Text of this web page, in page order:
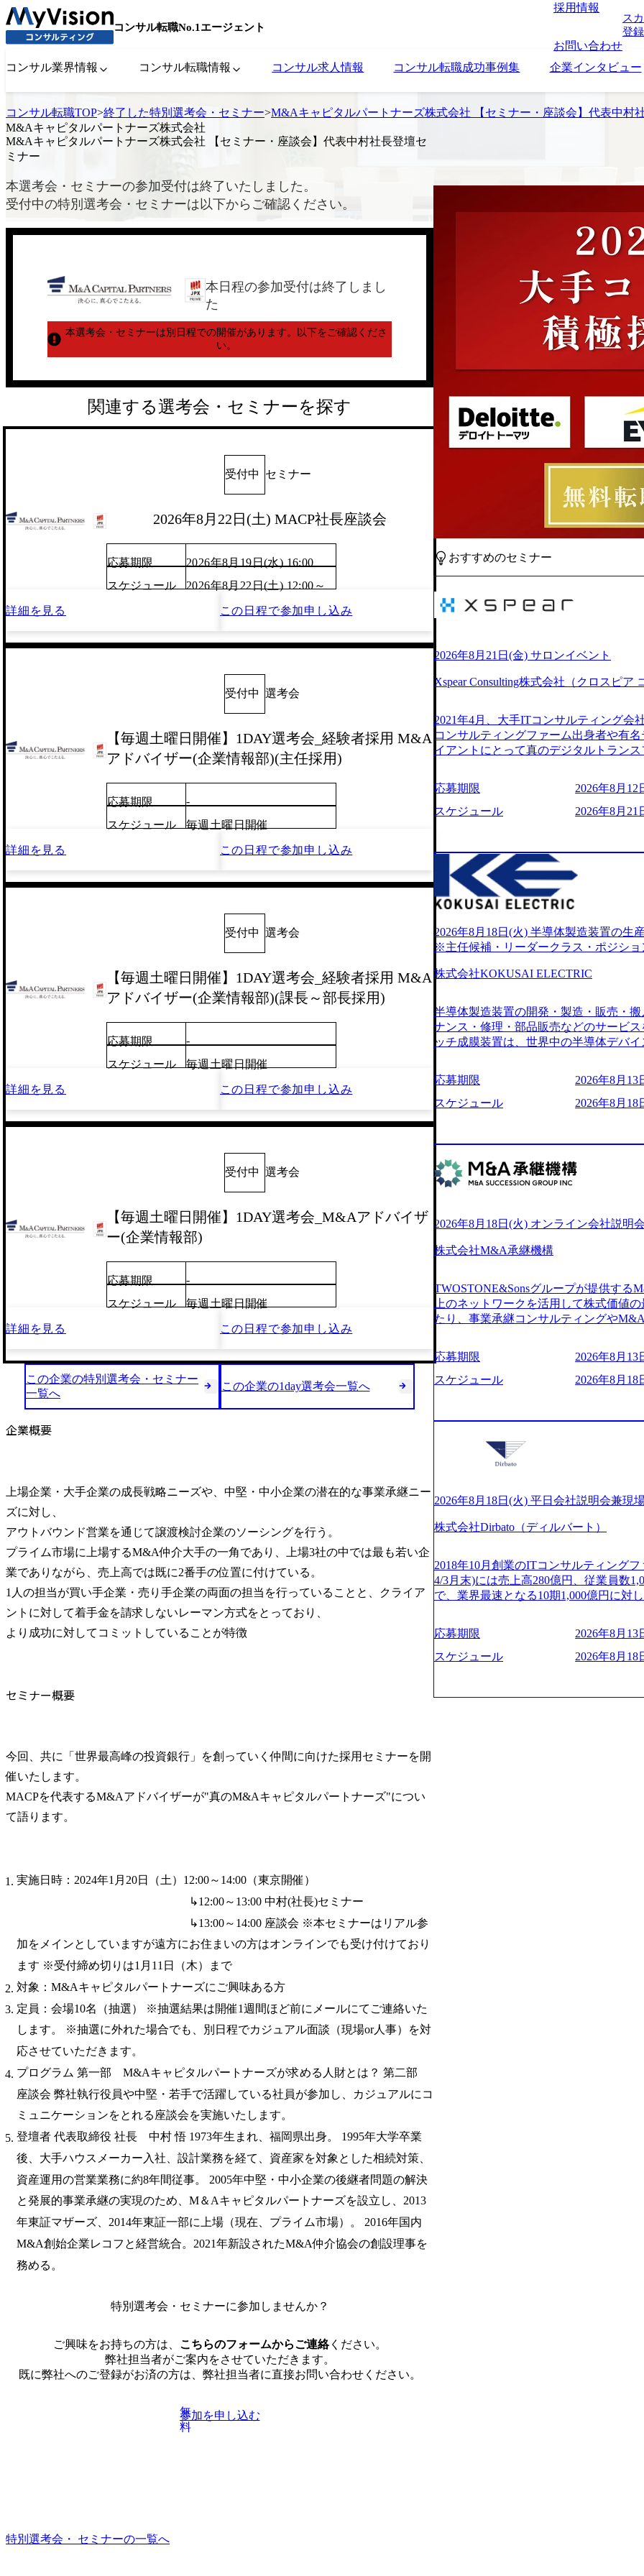
コンサル転職No.1エージェント
採用情報
お問い合わせ
ス
登
コンサル業界情報 コンサル転職情報 コンサル求人情報 コンサル転職成功事例集 企業インタビュー
コンサル転職TOP>終了した特別選考会・セミナー>M&Aキャピタルパートナーズ株式会社 【セミナー・座談会】代表中村
M&Aキャピタルパートナーズ株式会社
M&Aキャピタルパートナーズ株式会社 【セミナー・座談会】代表中村社長登壇セ
ミナー
本選考会・セミナーの参加受付は終了いたしました。
受付中の特別選考会・セミナーは以下からご確認ください。
本日程の参加受付は終了しまし
た
本選考会・セミナーは別日程での開催があります。
以下をご確認くださ
い。
関連する選考会・セミナーを探す
受付中 セミナー
2026年8月22日(土) MACP社長座談会
応募期限
2026年8月19日(水) 16:00
スケジュール
2026年8月22日(土) 12:00～
詳細を見る この日程で参加申し込み
受付中 選考会
【毎週土曜日開催】1DAY選考会_経験者採用 M&A
アドバイザー(企業情報部)(主任採用)
応募期限
-
スケジュール
毎週土曜日開催
詳細を見る この日程で参加申し込み
受付中 選考会
【毎週土曜日開催】1DAY選考会_経験者採用 M&A
アドバイザー(企業情報部)(課長～部長採用)
応募期限
-
スケジュール
毎週土曜日開催
詳細を見る この日程で参加申し込み
受付中 選考会
【毎週土曜日開催】1DAY選考会_M&Aアドバイザ
ー(企業情報部)
応募期限
-
スケジュール
毎週土曜日開催
詳細を見る この日程で参加申し込み
この企業の特別選考会・セミナー
一覧へ
この企業の1day選考会一覧へ
企業概要
上場企業・大手企業の成長戦略ニーズや、中堅・中小企業の潜在的な事業承継ニー
ズに対し、
アウトバウンド営業を通じて譲渡検討企業のソーシングを行う。
プライム市場に上場するM&A仲介大手の一角であり、上場3社の中では最も若い企
業でありながら、売上高では既に2番手の位置に付けている。
1人の担当が買い手企業・売り手企業の両面の担当を行っていることと、クライア
ントに対して着手金を請求しないレーマン方式をとっており、
より成功に対してコミットしていることが特徴
セミナー概要
今回、共に「世界最高峰の投資銀行」を創っていく仲間に向けた採用セミナーを開
催いたします。
MACPを代表するM&Aアドバイザーが"真のM&Aキャピタルパートナーズ"につい
て語ります。
実施日時：2024年1月20日（土）12:00～14:00（東京開催）
↳12:00～13:00 中村(社長)セミナー
↳13:00～14:00 座談会 ※本セミナーはリアル参
加をメインとしていますが遠方にお住まいの方はオンラインでも受け付けており
ます ※受付締め切りは1月11日（木）まで
対象：M&Aキャピタルパートナーズにご興味ある方
定員：会場10名（抽選） ※抽選結果は開催1週間ほど前にメールにてご連絡いた
します。 ※抽選に外れた場合でも、別日程でカジュアル面談（現場or人事）を対
応させていただきます。
プログラム 第一部 M&Aキャピタルパートナーズが求める人財とは？ 第二部
座談会 弊社執行役員や中堅・若手で活躍している社員が参加し、カジュアルにコ
ミュニケーションをとれる座談会を実施いたします。
登壇者 代表取締役 社長 中村 悟 1973年生まれ、福岡県出身。 1995年大学卒業
後、大手ハウスメーカー入社、設計業務を経て、資産家を対象とした相続対策、
資産運用の営業業務に約8年間従事。 2005年中堅・中小企業の後継者問題の解決
と発展的事業承継の実現のため、M＆Aキャピタルパートナーズを設立し、2013
年東証マザーズ、2014年東証一部に上場（現在、プライム市場）。 2016年国内
M&A創始企業レコフと経営統合。2021年新設されたM&A仲介協会の創設理事を
務める。
特別選考会・セミナーに参加しませんか？
ご興味をお持ちの方は、 こちらのフォームからご連絡ください。
弊社担当者がご案内をさせていただきます。
既に弊社へのご登録がお済の方は、弊社担当者に直接お問い合わせください。
無
料
参加を申し込む
おすすめのセミナー
2026年8月21日(金) サロンイベント
Xspear Consulting株式会社（クロスピア
2021年4月、大手ITコンサルティング会
コンサルティングファーム出身者や有
イアントにとって真のデジタルトラン
力を持つDX時代において、20年以上に
ロジーを提供してきたシンプレクスの
界のクライアントの企業価値の最大化
供するのが特徴（いわゆる総合コンサ
リアにSpir（槍）を指して切り開く
ス）していく”という位置づけ 一昔前
現在金融の売上割合は全体の3割。現
通信、エンタメ、教育、保健など幅広
サイン。 そのため、専門性を身に着け
キャリア形成が柔軟に可能な環境である
6007_1200x554.webp https://
04_ba6aaa1a-9ffc-4f2a-9b40-
r-vision-production.appspot.com/public/
e-97182898115f_960x510.webp シンプレ
行う「一気通貫体制」が特長 ビジネス
Xspearと、最先端テクノロジーに深い
あり、システム開発を担当することはな
oduction.appspot.com/public/images/
16a2_1153x543.webp メンバー情報
山 昇吾氏: ベイカレントにてIT戦略立案
業戦略、成長戦略、PMI推進、業務改
威人氏：BCG出身。金融業界における
強みを持ち、メディア・エンタメ業界
立案を得意とする。 - 藏満 一馬氏：ア
ビューページ (https://www.xspear.co.jp/
り──コンサル業界の風雲児に聞く。“こ
usinessinsider.jp/article/20250205-simplex-
港区の行政手続き100%デジタル化を支援
ューションを裁量をもって経験できる
サルファーム経験者】 ・専門領域に軸
実力主義でプロモーションできる（ダ
ｍｔｇでこまめに社員のキャリアにつ
ャリアを反映できるｐｊにアサインし
ジーに強い部隊がいるため、エンジニ
裁量や得意領域に合わせた売り上げの
名超、売上今期18億円⇒来期30億円（い
ームである また、成長中ファームのた
r/taketo_kajita/)） 多様なメンバー、多
く、新たなチャレンジが可能 100名規模
グファームや総合系コンサルティング
ロジェクトワークが可能 総合コンサル
ライアントに対して様々なプロジェク
いテーマのチャレンジ機会を提供して
と同水準以上の報酬制度であり、ファ
基本 強く「個人」の成⾧を重視するカ
応募期限
2026年8月12
スケジュール
2026年8月21
2026年8月18日(火) 半導体製造装置の生
※主任候補・リーダークラス・ポジショ
株式会社KOKUSAI ELECTRIC
半導体製造装置の開発・製造・販売・
ナンス・修理・部品販売などのサービ
ッチ成膜装置は、世界中の半導体デバ
決に貢献することを目指している
未来につなぐベストパートナー Value:私
AIの加速等により半導体需要は世界中
blic/images/20260224131045_0fee4978-
ttps://storage.googleapis.com/our-vision-
1052_2abe7cb8-329e-4a45-a8f5-
com/our-vision-production.appspot.com/
66-aea4-924f21977d35_1200x460.webp
n.appspot.com/public/images/
のポイントを掴み実践に強くなるため
現場を含む全部門でフレックスタイム
バランスを図りながら効率的に働くこ
2日制 2025年度の年間休日は125日（
年間24日（4月1日入社の場合）で、入
で定める勤続年数ごとに、連続5日のリ
子の看護、介護などの制度】 育児休暇
での子を育てるすべての従業員 1日2時
繰り下げが可能 子の看護休暇： 子1人
能 【独身寮、住宅手当制度など】 独
の2つの寮があり、以下の入居基準を満
宅手当： 本社の近くには独身寮や社宅
女性には住宅手当を支給します。 住宅
費用は、会社が負担します。 2026年8月
6:00 応募をご検討されている方を対象
・【富山】半導体製造装置の生産エン
候補・リーダークラス ・【砺波】半導
しは不要です。ご質問頂く際のみ、顔
応募期限
2026年8月13
スケジュール
2026年8月18
2026年8月18日(火) オンライン会社説明会
株式会社M&A承継機構
TWOSTONE&Sonsグループが提供する
上のネットワークを活用して株式価値
たり、事業承継コンサルティングや
用し、M&A以外の選択肢も尊重する姿
ームの構築や事業承継支援も行う
ディングカンパニーであり、領域にこ
験豊富なアドバイザーと共に働くこと
知識を獲得し、キャリアを発展させる
る人は課長職となり、平均3000万～
ンティブ＋チームインセンティブ 課長
ェアおよび丁寧なOJTを欠かさずにチー
経験歓迎！／ M&A承継機構のビジョン
どんな仕事か知りたい 転職を考えたば
の方はもちろん、情報収集をしたい方
当日は、質疑応答のお時間もご用意し
ことを楽しみにしております。 説明会
オンライン(Google meets)
応募期限
2026年8月13
スケジュール
2026年8月18
2026年8月18日(火) 平日会社説明会兼現
株式会社Dirbato（ディルバート）
2018年10月創業のITコンサルティング
4/3月末)には売上高280億円、従業員数
で、業界最速となる10期1,000億円に対
ンクインしている。 主力事業はITコン
に、IT戦略策定等の上流工程から実装・
他方、インキュベーション事業を手掛
考) https://www.dirbato.co.jp/service/
bation.html) 大手総合系コンサルティン
応募期限
2026年8月13
スケジュール
2026年8月18
特別選考会・ セミナーの一覧へ